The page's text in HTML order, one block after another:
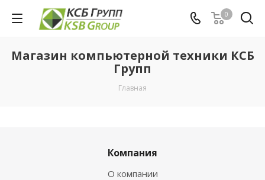
0
Магазин компьютерной техники КСБ
Групп
Главная
Компания
О компании